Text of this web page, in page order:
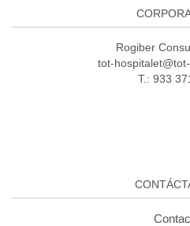
Rogiber
tot-
T.: 933